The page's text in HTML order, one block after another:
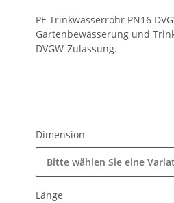
PE Trinkwasserrohr PN16
Gartenbewässerung und
DVGW-Zulassung.
Dimension
Bitte wählen Sie eine
Länge